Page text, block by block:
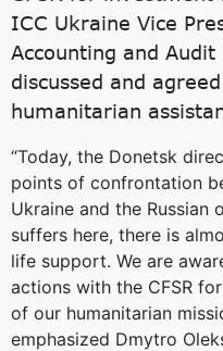
ICC Ukraine Vice
Accounting and
discussed and
humanitarian
“Today, the Donetsk
points of confrontation
Ukraine and the Russian
suffers here, there is
life support. We are
actions with the CFSR
of our humanitarian
emphasized Dmytro